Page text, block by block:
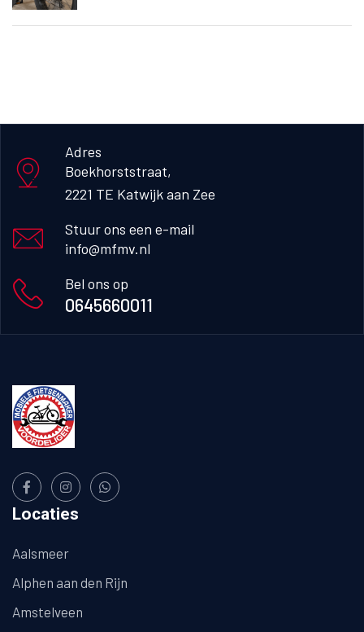
Adres
Boekhorststraat,
2221 TE Katwijk aan Zee
Stuur ons een e-mail
info@mfmv.nl
Bel ons op
0645660011
Locaties
Aalsmeer
Alphen aan den Rijn
Amstelveen